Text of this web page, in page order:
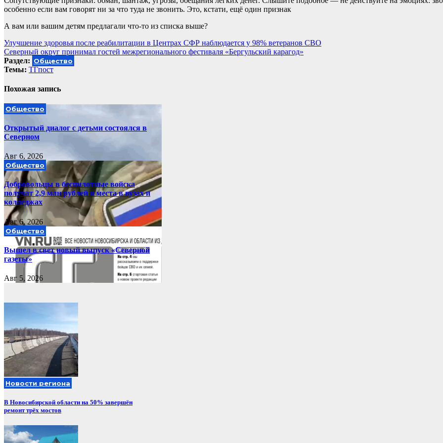
особенно если вам говорят ни за что туда не звонить. Это, кстати, ещё один признак
А вам или вашим детям предлагали что-то из списка выше?
Навигация
по
записям
Улучшение здоровья после реабилитации в Центрах СФР наблюдается у 98% ветеранов СВО
Северный округ принимал гостей межрегионального фестиваля «Бергульский карагод»
Раздел: Общество
Темы: ТГпост
Похожая запись
Общество
Открытый диалог с детьми состоялся в
Северном
Авг 6, 2026
Общество
Добровольцы в беспилотные войска
получат 2,9 млн рублей и места в вузах и
колледжах
Авг 6, 2026
Общество
Вышел в свет новый выпуск «Северной
газеты»
Авг 5, 2026
Новости региона
В Новосибирской области на 50% завершён
ремонт трёх мостов